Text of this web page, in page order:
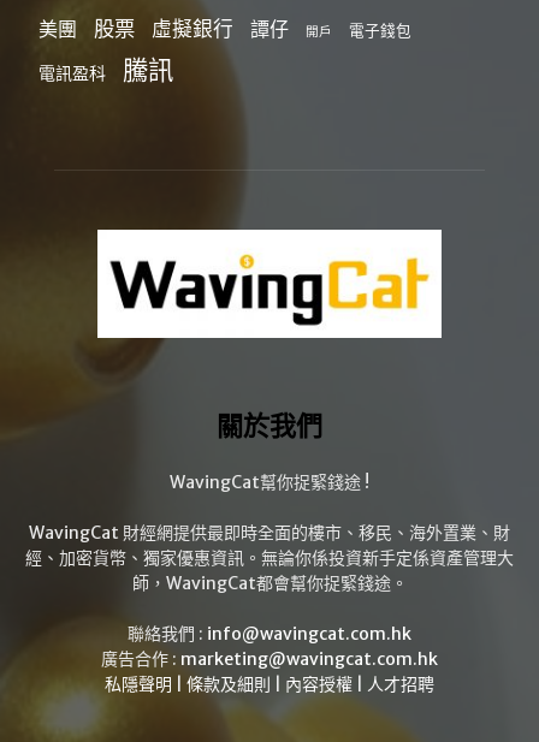
美團 股票 虛擬銀行 譚仔 開戶 電子錢包
電訊盈科 騰訊
關於我們
WavingCat幫你捉緊錢途 !
WavingCat 財經網提供最即時全面的樓市、移民、海外置業、財
經、加密貨幣、獨家優惠資訊。無論你係投資新手定係資產管理大
師，WavingCat都會幫你捉緊錢途。
聯絡我們 : info@wavingcat.com.hk
廣告合作 : marketing@wavingcat.com.hk
私隱聲明
條款及細則 內容授權 人才招聘